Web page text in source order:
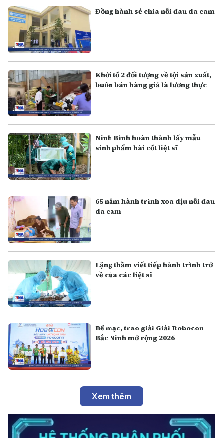
Đồng hành sẻ chia nỗi đau da cam
Khởi tố 2 đối tượng về tội sản xuất,
buôn bán hàng giả là lương thực
Ninh Bình hoàn thành lấy mẫu
sinh phẩm hài cốt liệt sĩ
65 năm hành trình xoa dịu nỗi đau
da cam
Lặng thầm viết tiếp hành trình trở
về của các liệt sĩ
Bế mạc, trao giải Giải Robocon
Bắc Ninh mở rộng 2026
Xem thêm